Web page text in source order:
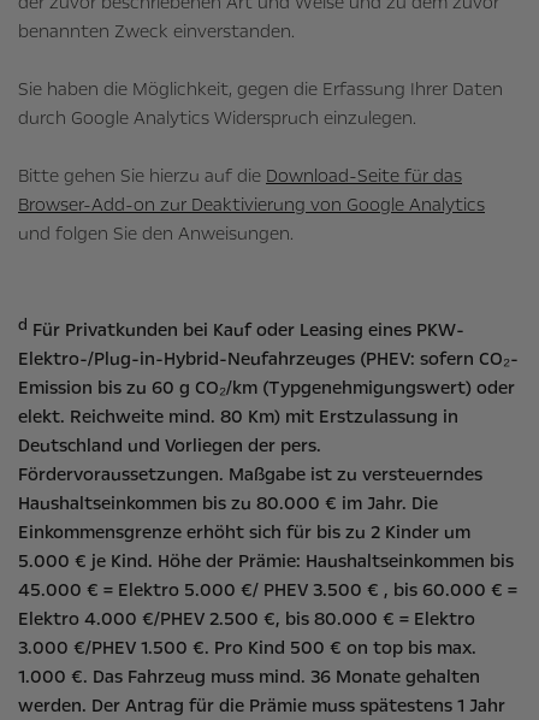
benannten Zweck einverstanden.
Sie haben die Möglichkeit, gegen die Erfassung Ihrer Daten
durch Google Analytics Widerspruch einzulegen.
Bitte gehen Sie hierzu auf die Download-Seite für das
Browser-Add-on zur Deaktivierung von Google Analytics
und folgen Sie den Anweisungen.
d Für Privatkunden bei Kauf oder Leasing eines PKW-
Elektro-/Plug-in-Hybrid-Neufahrzeuges (PHEV: sofern CO₂-
Emission bis zu 60 g CO₂/km (Typgenehmigungswert) oder
elekt. Reichweite mind. 80 Km) mit Erstzulassung in
Deutschland und Vorliegen der pers.
Fördervoraussetzungen. Maßgabe ist zu versteuerndes
Haushaltseinkommen bis zu 80.000 € im Jahr. Die
Einkommensgrenze erhöht sich für bis zu 2 Kinder um
5.000 € je Kind. Höhe der Prämie: Haushaltseinkommen bis
45.000 € = Elektro 5.000 €/ PHEV 3.500 € , bis 60.000 € =
Elektro 4.000 €/PHEV 2.500 €, bis 80.000 € = Elektro
3.000 €/PHEV 1.500 €. Pro Kind 500 € on top bis max.
1.000 €. Das Fahrzeug muss mind. 36 Monate gehalten
werden. Der Antrag für die Prämie muss spätestens 1 Jahr